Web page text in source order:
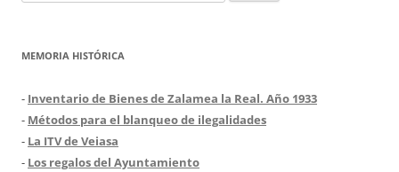
MEMORIA HISTÓRICA
- Inventario de Bienes de Zalamea la Real. Año 1933
- Métodos para el blanqueo de ilegalidades
- La ITV de Veiasa
- Los regalos del Ayuntamiento